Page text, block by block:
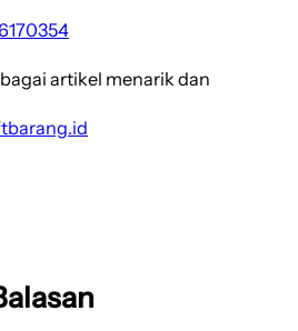
artikel menarik dan